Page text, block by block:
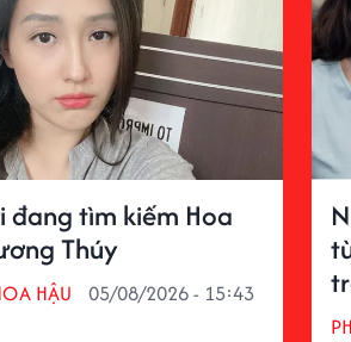
đang tìm kiếm Hoa
Thúy
HẬU 05/08/2026 - 15:43